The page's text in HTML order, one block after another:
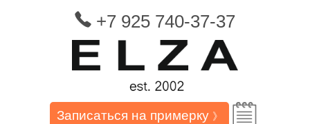
+7 925 740-37-37
Записаться на примерку 》